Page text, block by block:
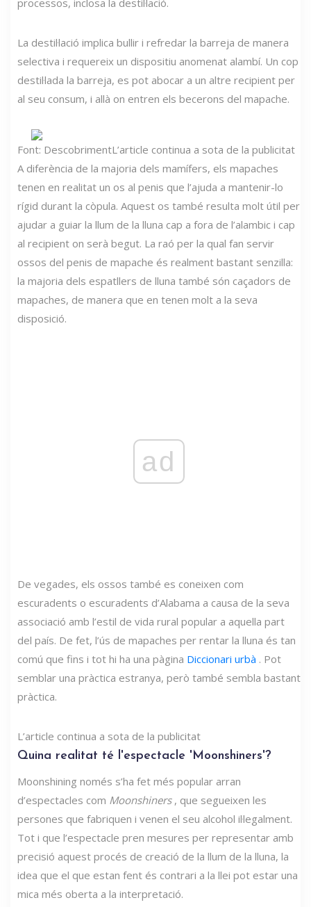
La destil·lació implica bullir i refredar la barreja de manera
selectiva i requereix un dispositiu anomenat alambí. Un cop
destil·lada la barreja, es pot abocar a un altre recipient per
al seu consum, i allà on entren els becerons del mapache.
Font: DescobrimentL’article continua a sota de la publicitat
A diferència de la majoria dels mamífers, els mapaches
tenen en realitat un os al penis que l’ajuda a mantenir-lo
rígid durant la còpula. Aquest os també resulta molt útil per
ajudar a guiar la llum de la lluna cap a fora de l’alambic i cap
al recipient on serà begut. La raó per la qual fan servir
ossos del penis de mapache és realment bastant senzilla:
la majoria dels espatllers de lluna també són caçadors de
mapaches, de manera que en tenen molt a la seva
disposició.
ad
De vegades, els ossos també es coneixen com
escuradents o escuradents d’Alabama a causa de la seva
associació amb l’estil de vida rural popular a aquella part
del país. De fet, l’ús de mapaches per rentar la lluna és tan
comú que fins i tot hi ha una pàgina Diccionari urbà . Pot
semblar una pràctica estranya, però també sembla bastant
pràctica.
L’article continua a sota de la publicitat
Quina realitat té l'espectacle 'Moonshiners'?
Moonshining només s’ha fet més popular arran
d’espectacles com Moonshiners, que segueixen les
persones que fabriquen i venen el seu alcohol il·legalment.
Tot i que l’espectacle pren mesures per representar amb
precisió aquest procés de creació de la llum de la lluna, la
idea que el que estan fent és contrari a la llei pot estar una
mica més oberta a la interpretació.